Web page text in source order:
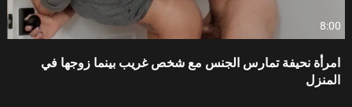
8:00
امرأة نحيفة تمارس الجنس مع شخص غريب بينما زوجها في
المنزل